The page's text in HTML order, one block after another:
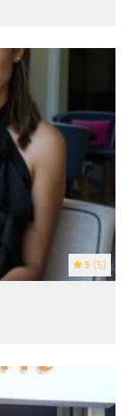
5 (5)